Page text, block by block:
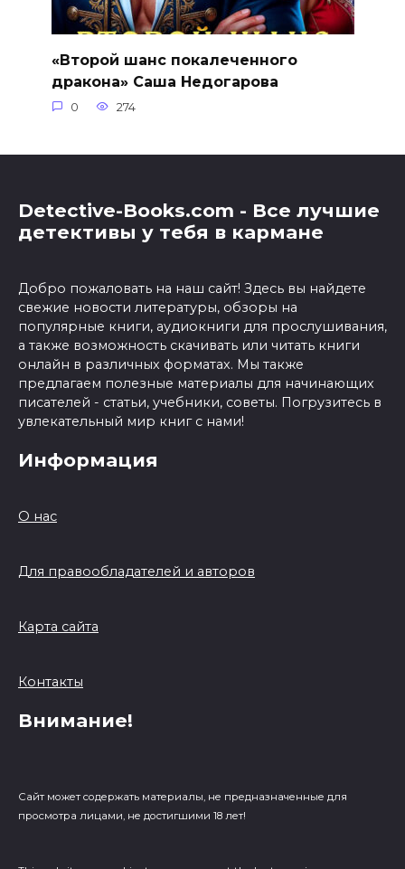
«Второй шанс покалеченного
дракона» Саша Недогарова
0 274
Detective-Books.com - Все лучшие
детективы у тебя в кармане
Добро пожаловать на наш сайт! Здесь вы найдете
свежие новости литературы, обзоры на
популярные книги, аудиокниги для прослушивания,
а также возможность скачивать или читать книги
онлайн в различных форматах. Мы также
предлагаем полезные материалы для начинающих
писателей - статьи, учебники, советы. Погрузитесь в
увлекательный мир книг с нами!
Информация
О нас
Для правообладателей и авторов
Карта сайта
Контакты
Внимание!
Сайт может содержать материалы, не предназначенные для
просмотра лицами, не достигшими 18 лет!